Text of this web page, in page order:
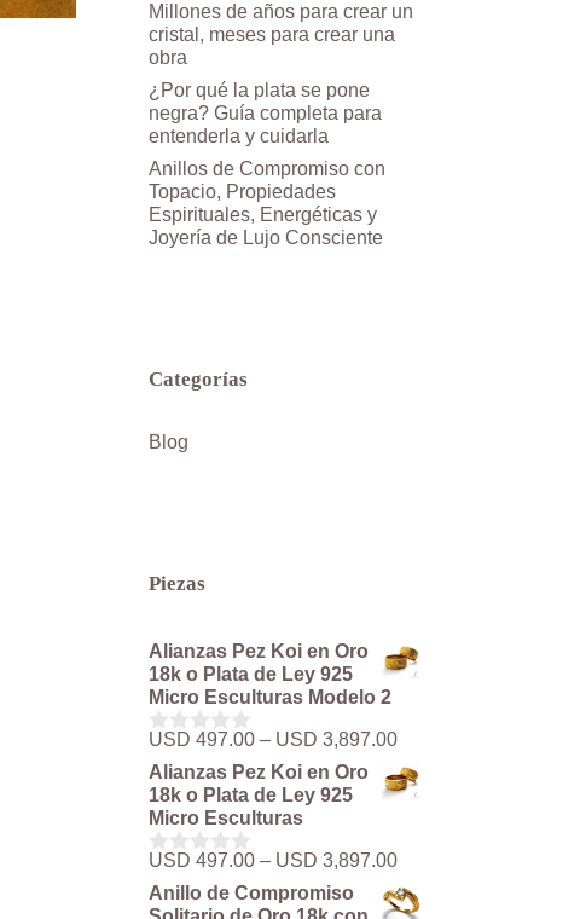
Millones de años para crear un
cristal, meses para crear una
obra
¿Por qué la plata se pone
negra? Guía completa para
entenderla y cuidarla
Anillos de Compromiso con
Topacio, Propiedades
Espirituales, Energéticas y
Joyería de Lujo Consciente
Categorías
Blog
Piezas
Alianzas Pez Koi en Oro
18k o Plata de Ley 925
Micro Esculturas Modelo 2
0
d
e
5
USD 497.00 – USD 3,897.00Rango
precios:
hasta
Alianzas Pez Koi en Oro
18k o Plata de Ley 925
Micro Esculturas
0
d
e
USD 497.00 – USD 3,897.00Rango
de
precios:
Anillo de Compromiso